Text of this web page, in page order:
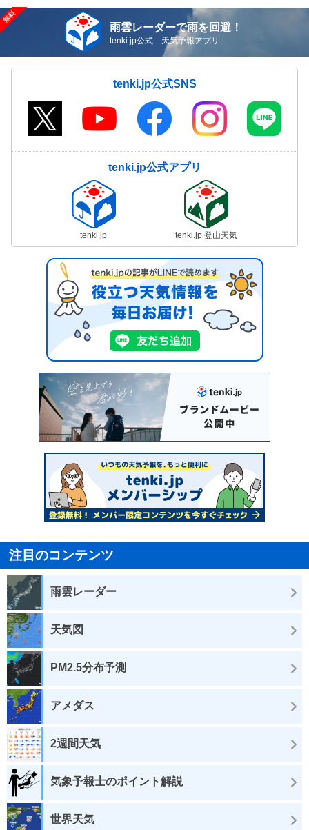
雨雲レーダーで雨を回避！
tenki.jp公式 天気予報アプリ
tenki.jp公式SNS
tenki.jp公式アプリ
tenki.jp tenki.jp 登山天気
注目のコンテンツ
雨雲レーダー
天気図
PM2.5分布予測
アメダス
2週間天気
気象予報士のポイント解説
世界天気